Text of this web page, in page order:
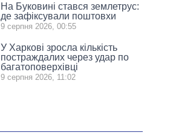
На Буковині стався землетрус:
де зафіксували поштовхи
9 серпня 2026, 00:55
У Харкові зросла кількість
постраждалих через удар по
багатоповерхівці
9 серпня 2026, 11:02